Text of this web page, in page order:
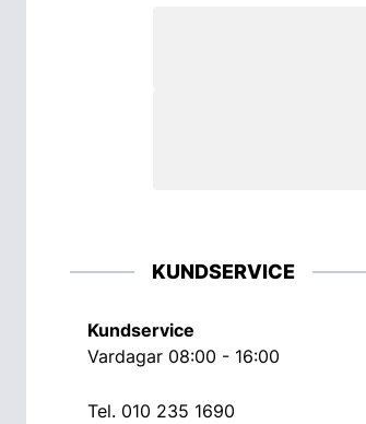
KUNDSERVICE
Kundservice
Vardagar 08:00 - 16:00
Tel. 010 235 1690